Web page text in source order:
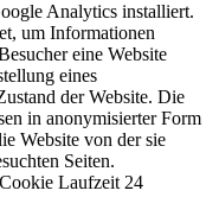
Analytics installiert.
um Informationen
eine Website
eines
der Website. Die
in anonymisierter Form
Website von der sie
Seiten.
Cookie Laufzeit 24